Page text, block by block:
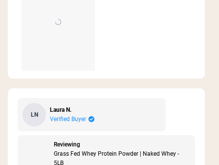
LN
Laura N.
Verified Buyer
Reviewing
Grass Fed Whey Protein Powder | Naked Whey -
5LB